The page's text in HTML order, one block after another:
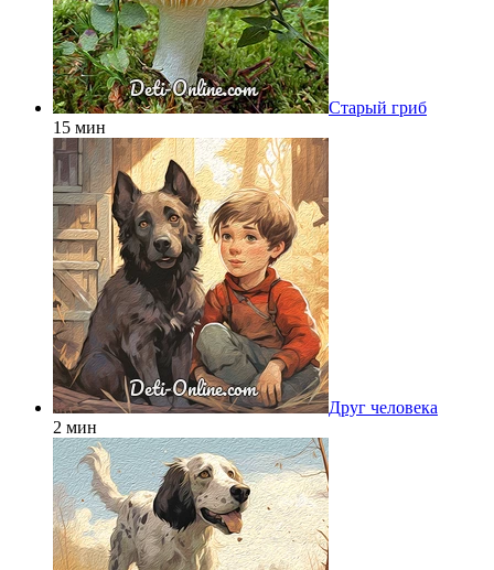
Старый гриб
15 мин
Друг человека
2 мин